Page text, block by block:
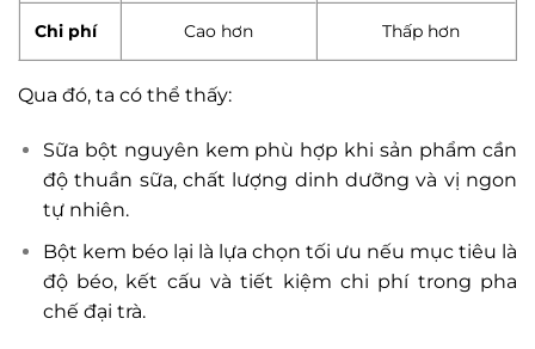
Chi phí Cao hơn Thấp hơn
Qua đó, ta có thể thấy:
Sữa bột nguyên kem phù hợp khi sản phẩm cần
độ thuần sữa, chất lượng dinh dưỡng và vị ngon
tự nhiên.
Bột kem béo lại là lựa chọn tối ưu nếu mục tiêu là
độ béo, kết cấu và tiết kiệm chi phí trong pha
chế đại trà.